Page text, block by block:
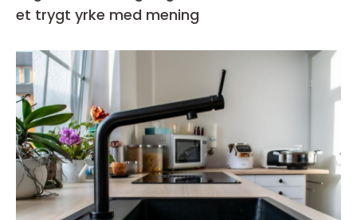
et trygt yrke med mening